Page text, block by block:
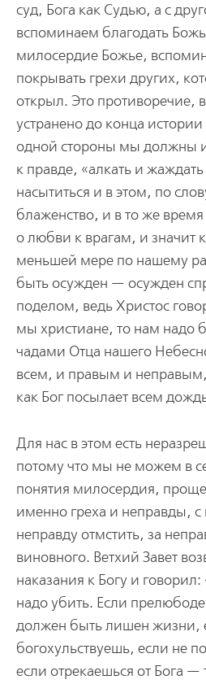
суд, Бога как Судью, а с
вспоминаем благодать
милосердие Божье,
покрывать грехи других,
открыл. Это противоречие,
устранено до конца
одной стороны мы должны
к правде, «алкать и
насытиться и в этом, по
блаженство, и в то же
о любви к врагам, и значит
меньшей мере по нашему
быть осужден — осужден
поделом, ведь Христос
мы христиане, то нам надо
чадами Отца нашего
всем, и правым и
как Бог посылает всем
Для нас в этом есть
потому что мы не можем в
понятия милосердия,
именно греха и неправды,
неправду отмстить, за
виновного. Ветхий Завет
наказания к Богу и
надо убить. Если
должен быть лишен жизни,
богохульствуешь, если не
если отрекаешься от Бога